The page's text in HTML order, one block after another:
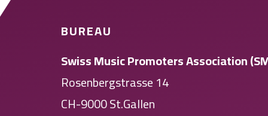
BUREAU
Swiss Music Promoters Association
Rosenbergstrasse 14
CH-9000 St.Gallen